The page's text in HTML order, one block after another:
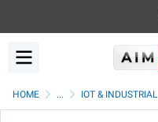
HOME ... IOT & INDUSTRIAL